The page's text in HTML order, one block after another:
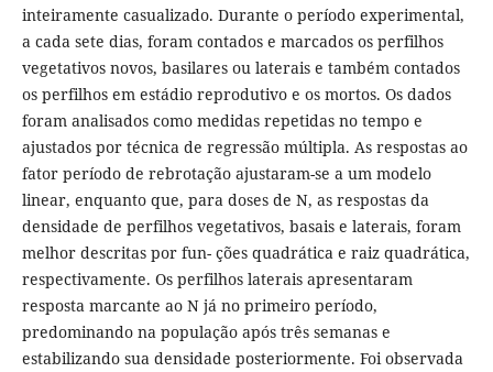
inteiramente casualizado. Durante o período experimental,
a cada sete dias, foram contados e marcados os perfilhos
vegetativos novos, basilares ou laterais e também contados
os perfilhos em estádio reprodutivo e os mortos. Os dados
foram analisados como medidas repetidas no tempo e
ajustados por técnica de regressão múltipla. As respostas ao
fator período de rebrotação ajustaram-se a um modelo
linear, enquanto que, para doses de N, as respostas da
densidade de perfilhos vegetativos, basais e laterais, foram
melhor descritas por fun- ções quadrática e raiz quadrática,
respectivamente. Os perfilhos laterais apresentaram
resposta marcante ao N já no primeiro período,
predominando na população após três semanas e
estabilizando sua densidade posteriormente. Foi observada